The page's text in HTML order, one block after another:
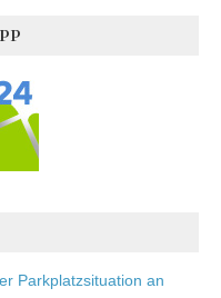
Parkplatzsituation an